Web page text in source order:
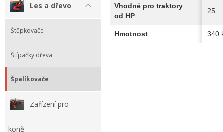
Les a dřevo
Štěpkovače
Štípačky dřeva
Špalíkovače
Zařízení pro
koně
Vhodné pro traktory
od HP
25
Hmotnost 340